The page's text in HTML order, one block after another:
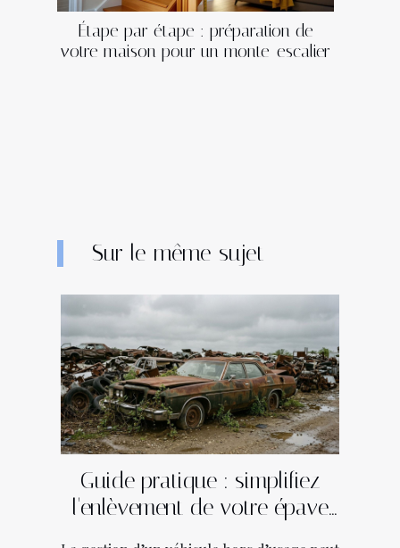
Étape par étape : préparation de
votre maison pour un monte-escalier
Sur le même sujet
Guide pratique : simplifiez
l'enlèvement de votre épave